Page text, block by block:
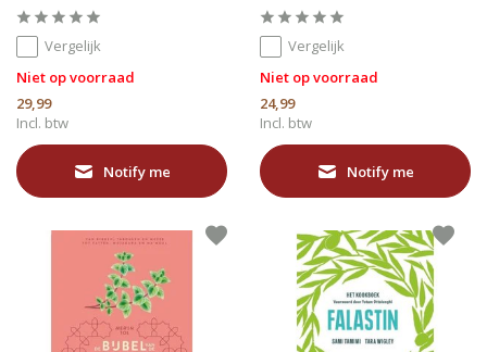
Vergelijk
Niet op voorraad
29,99
Incl. btw
Notify me
Vergelijk
Niet op voorraad
24,99
Incl. btw
Notify me